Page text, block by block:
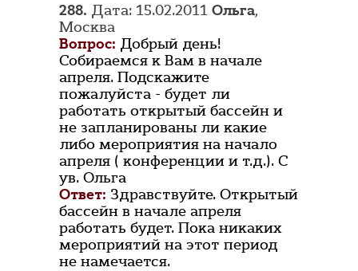
288. Дата: 15.02.2011 Ольга,
Москва
Вопрос: Добрый день!
Собираемся к Вам в начале
апреля. Подскажите
пожалуйста - будет ли
работать открытый бассейн и
не запланированы ли какие
либо мероприятия на начало
апреля ( конференции и т.д.). С
ув. Ольга
Ответ: Здравствуйте. Открытый
бассейн в начале апреля
работать будет. Пока никаких
мероприятий на этот период
не намечается.